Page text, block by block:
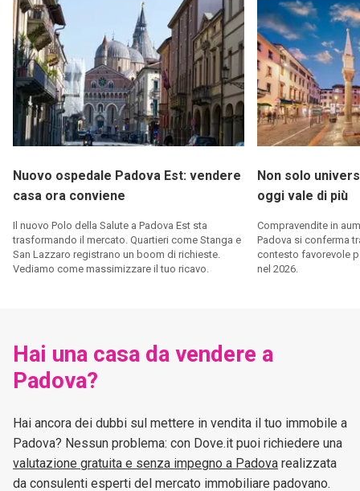
Nuovo ospedale Padova Est: vendere
casa ora conviene
Il nuovo Polo della Salute a Padova Est sta
trasformando il mercato. Quartieri come Stanga e
San Lazzaro registrano un boom di richieste.
Vediamo come massimizzare il tuo ricavo.
Non solo
oggi vale di più
Compravendite in
Padova si conferma
contesto favorevole
nel 2026.
Hai una casa da vendere a
Padova?
Hai ancora dei dubbi sul mettere in vendita il tuo immobile a
Padova? Nessun problema: con Dove.it puoi richiedere una
valutazione gratuita e senza impegno a Padova realizzata
da consulenti esperti del mercato immobiliare padovano.